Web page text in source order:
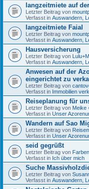
langzeitmiete auf
Letzter Beitrag von
Verfasst in Auswandern,
langzeitmiete Faial
Letzter Beitrag von
Verfasst in Auswandern,
Hausversicherung
Letzter Beitrag von
Verfasst in Auswandern,
Anwesen auf der
eingerichtet zu
Letzter Beitrag von
Verfasst in Immobilien
Reiseplanung für
Letzter Beitrag von Meike
Verfasst in Unser
Wandern auf Sao
Letzter Beitrag von
Verfasst in Unser
seid gegrüßt
Letzter Beitrag von
Verfasst in Ich über mich
Suche
Letzter Beitrag von
Verfasst in Auswandern,